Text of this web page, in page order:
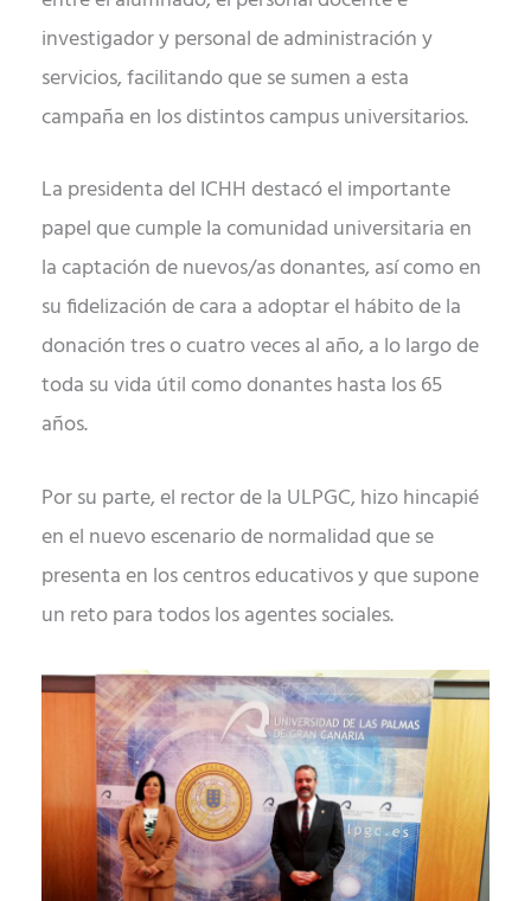
investigador y personal de administración y
servicios, facilitando que se sumen a esta
campaña en los distintos campus universitarios.
La presidenta del ICHH destacó el importante
papel que cumple la comunidad universitaria en
la captación de nuevos/as donantes, así como en
su fidelización de cara a adoptar el hábito de la
donación tres o cuatro veces al año, a lo largo de
toda su vida útil como donantes hasta los 65
años.
Por su parte, el rector de la ULPGC, hizo hincapié
en el nuevo escenario de normalidad que se
presenta en los centros educativos y que supone
un reto para todos los agentes sociales.